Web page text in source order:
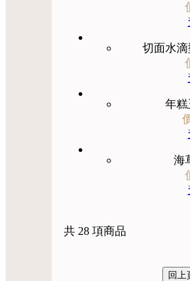
切面水
年糕
海
共 28 項商品